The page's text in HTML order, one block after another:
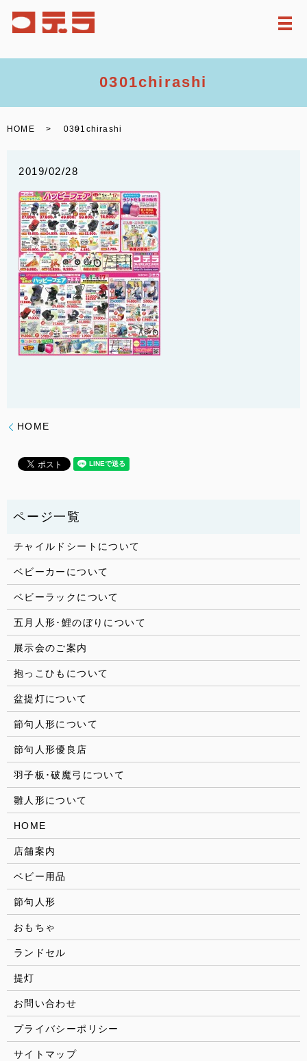
メ
0301chirashi
HOME 0301chirashi
2019/02/28
HOME
チャイルドシートについて
ベビーカーについて
ベビーラックについて
五月人形･鯉のぼりについて
展示会のご案内
抱っこひもについて
盆提灯について
節句人形について
節句人形優良店
羽子板･破魔弓について
雛人形について
HOME
店舗案内
ベビー用品
節句人形
おもちゃ
ランドセル
提灯
お問い合わせ
プライバシーポリシー
サイトマップ